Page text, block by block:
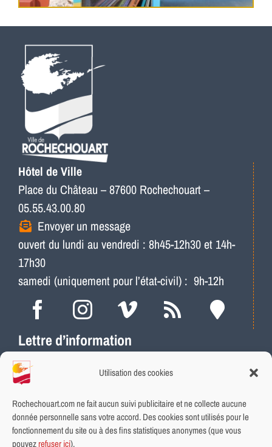
Utilisation des cookies
Rochechouart.com ne fait aucun suivi publicitaire et ne collecte aucune
donnée personnelle sans votre accord. Des cookies sont utilisés pour le
fonctionnement du site ou à des fins statistiques anonymes (que vous
pouvezrefuser ici).
Hôtel de Ville
Place du Château – 87600 Rochechouart –
05.55.43.00.80
Envoyer un message
ouvert du lundi au vendredi : 8h45-12h30 et 14h-
17h30
samedi (uniquement pour l’état-civil) : 9h-12h
Lettre d’information
Actus, météo, travaux…
Ne ratez plus les infos locales
Abonnement rapide et gratuit
INSCRIVEZ-VOUS